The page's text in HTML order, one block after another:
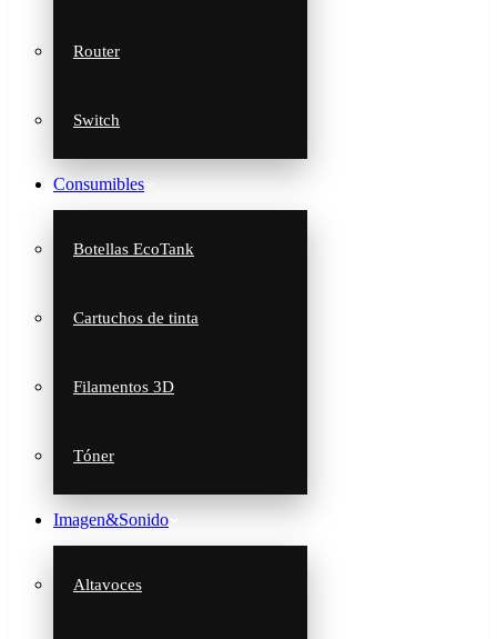
Router
Switch
Consumibles
Botellas EcoTank
Cartuchos de tinta
Filamentos 3D
Tóner
Imagen&Sonido
Altavoces